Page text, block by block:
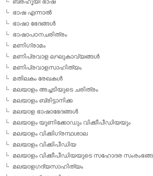
ഭാഷ എന്നാല്‍
ഭാഷാ ഭേദങ്ങള്‍
ഭാഷാപഠനചരിത്രം
മണിഗ്രാമം
മണിപ്രവാള ലഘുകാവ്യങ്ങള്‍
മണിപ്രവാളസാഹിത്യം
മതിലകം രേഖകള്‍
മലയാളം അച്ചടിയുടെ ചരിത്രം
മലയാളം ബ്രിട്ടാനിക്ക
മലയാള ഭാഷാഭേദങ്ങള്‍
മലയാളം യൂണിക്കോഡും വിക്കീപീഡിയയും
മലയാളം വിക്കിഗ്രന്ഥശാല
മലയാളം വിക്കിപീഡിയ
മലയാളം വിക്കീപീഡിയയുടെ സഹോദര
മലയാളഗദ്യസാഹിത്യം